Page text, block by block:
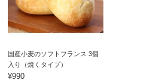
あわせ買い対象
送料・送料種
基本配送料：¥
※沖縄は地域配送料 ¥770 がかか
あんこがびっしり詰まっていまし
す。1つでお腹いっぱい。
国産小麦のソフトフランス 3個
入り（焼くタイプ）
¥990